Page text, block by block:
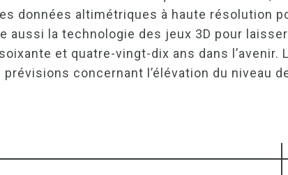
données altimétriques à haute résolution
aussi la technologie des jeux 3D pour
et quatre-vingt-dix ans dans
concernant l’élévation du niveau